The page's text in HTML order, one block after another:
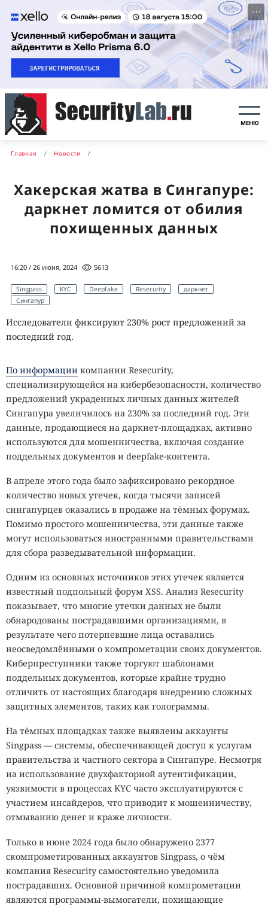
···
МЕНЮ
Главная Новости
Хакерская жатва в Сингапуре:
даркнет ломится от обилия
похищенных данных
16:20 / 26 июня, 2024 5613
Singpass KYC Deepfake Resecurity
даркнет
Сингапур
Исследователи фиксируют 230% рост предложений за
последний год.
По информации компании Resecurity,
специализирующейся на кибербезопасности, количество
предложений украденных личных данных жителей
Сингапура увеличилось на 230% за последний год. Эти
данные, продающиеся на даркнет-площадках, активно
используются для мошенничества, включая создание
поддельных документов и deepfake-контента.
В апреле этого года было зафиксировано рекордное
количество новых утечек, когда тысячи записей
сингапурцев оказались в продаже на тёмных форумах.
Помимо простого мошенничества, эти данные также
могут использоваться иностранными правительствами
для сбора разведывательной информации.
Одним из основных источников этих утечек является
известный подпольный форум XSS. Анализ Resecurity
показывает, что многие утечки данных не были
обнародованы пострадавшими организациями, в
результате чего потерпевшие лица оставались
неосведомлёнными о компрометации своих документов.
Киберпреступники также торгуют шаблонами
поддельных документов, которые крайне трудно
отличить от настоящих благодаря внедрению сложных
защитных элементов, таких как голограммы.
На тёмных площадках также выявлены аккаунты
Singpass — системы, обеспечивающей доступ к услугам
правительства и частного сектора в Сингапуре. Несмотря
на использование двухфакторной аутентификации,
уязвимости в процессах KYC часто эксплуатируются с
участием инсайдеров, что приводит к мошенничеству,
отмыванию денег и краже личности.
Только в июне 2024 года было обнаружено 2377
скомпрометированных аккаунтов Singpass, о чём
компания Resecurity самостоятельно уведомила
пострадавших. Основной причиной компрометации
являются программы-вымогатели, похищающие